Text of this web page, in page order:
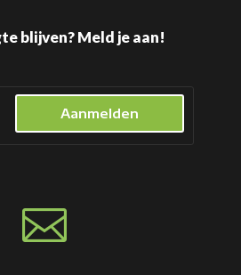
blijven? Meld je aan!
Aanmelden
